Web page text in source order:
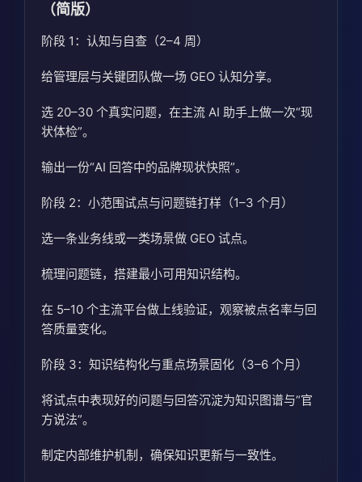
（简版）
阶段 1：认知与自查（2–4 周）
给管理层与关键团队做一场 GEO 认知分享。
选 20–30 个真实问题，在主流 AI 助手上做一次“现
状体检”。
输出一份“AI 回答中的品牌现状快照”。
阶段 2：小范围试点与问题链打样（1–3 个月）
选一条业务线或一类场景做 GEO 试点。
梳理问题链，搭建最小可用知识结构。
在 5–10 个主流平台做上线验证，观察被点名率与回
答质量变化。
阶段 3：知识结构化与重点场景固化（3–6 个月）
将试点中表现好的问题与回答沉淀为知识图谱与“官
方说法”。
制定内部维护机制，确保知识更新与一致性。